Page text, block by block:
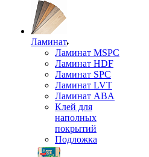
Ламинат
Ламинат MSPC
Ламинат HDF
Ламинат SPC
Ламинат LVT
Ламинат ABA
Клей для
наполных
покрытий
Подложка